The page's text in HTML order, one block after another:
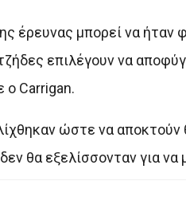
έρευνας μπορεί να
επιλέγουν να
ο Carrigan.
ώστε να
θα εξελίσσονταν για να